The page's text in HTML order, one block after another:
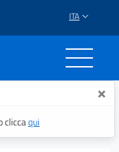
ITA
×
cliccaqui